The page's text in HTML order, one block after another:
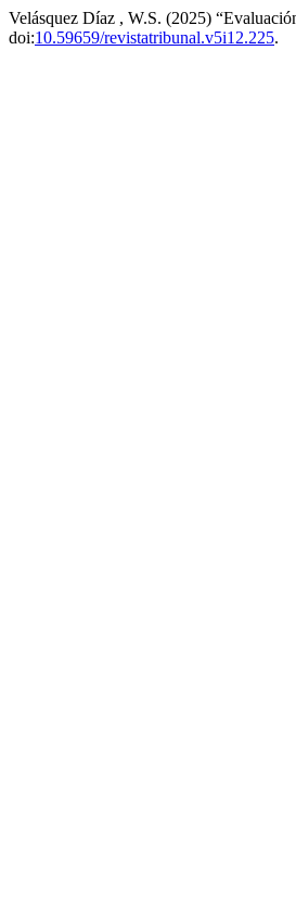
Velásquez Díaz , W.S. (2025)
doi:10.59659/revistatribunal.v5i12.225.